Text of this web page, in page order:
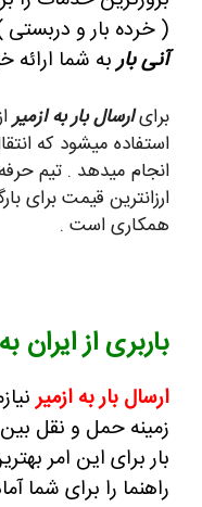
( خرده بار و
آنی باربه شما ارائه
برایارسال بار به ازمیر
استفاده میشود که
انجام میدهد . تیم
ارزانترین قیمت برای
همکاری است .
باربری از ایران
ارسال بار به ازمیر
زمینه حمل و نقل
بار برای این امر
راهنما را برای شما